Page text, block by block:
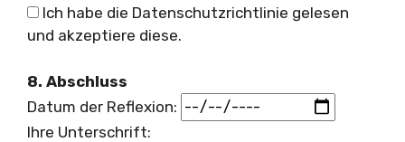
Ich habe die Datenschutzrichtlinie gelesen
und akzeptiere diese.
8. Abschluss
Datum der Reflexion:
Ihre Unterschrift: